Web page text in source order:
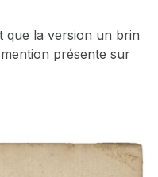
que la version un brin
présente sur